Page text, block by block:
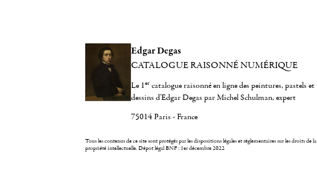
Edgar Degas
CATALOGUE RAISONNÉ NUMÉRIQUE
Le 1er catalogue raisonné en ligne des peintures, pastels et
dessins d'Edgar Degas par Michel Schulman, expert
75014 Paris - France
Tous les contenus de ce site sont protégés par les dispositions légales et réglementaires sur les droits de la
propriété intellectuelle.Dépot légal BNF : 1er décembre 2022